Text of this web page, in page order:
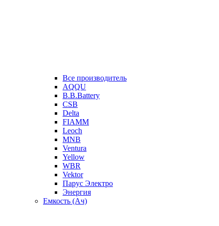
Все производитель
AQQU
B.B.Battery
CSB
Delta
FIAMM
Leoch
MNB
Ventura
Yellow
WBR
Vektor
Парус Электро
Энергия
Емкость (Ач)